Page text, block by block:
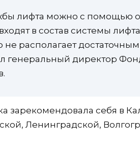
лифта можно с помощью
в состав системы
не располагает
генеральный директор
зарекомендовала себя в
Ленинградской,